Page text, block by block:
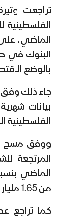
تراجعت
الفلسطينية
الماضي،
البنوك في
بالوضع
جاء ذلك وفق
بيانات
الفلسطينية
ووفق مسح
المرتجعة
من 1.65 مليار دولار على أساس سنوي.
كما تراجع